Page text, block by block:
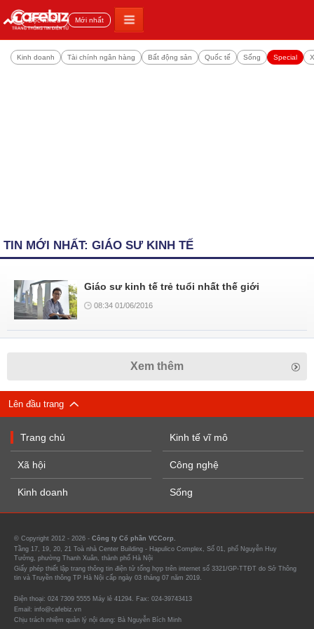
Đọc nhiều Mới nhất
Kinh doanh Tài chính ngân hàng Bất động sản Quốc tế Sống Special
TIN MỚI NHẤT: GIÁO SƯ KINH TẾ
Giáo sư kinh tế trẻ tuổi nhất thế giới
08:34 01/06/2016
Xem thêm
Lên đầu trang
Trang chủ
Xã hội
Kinh doanh
Kinh tế vĩ mô
Công nghệ
Sống
© Copyright 2012 - 2026 - Công ty Cổ phần VCCorp.
Tầng 17, 19, 20, 21 Toà nhà Center Building - Hapulico Complex, Số 01, phố Nguyễn Huy
Tưởng, phường Thanh Xuân, thành phố Hà Nội
Giấy phép thiết lập trang thông tin điện tử tổng hợp trên internet số 3321/GP-TTĐT do Sở Thông
tin và Truyền thông TP Hà Nội cấp ngày 03 tháng 07 năm 2019.
Điện thoại: 024 7309 5555 Máy lẻ 41294. Fax: 024-39743413
Email: info@cafebiz.vn
Chịu trách nhiệm quản lý nội dung: Bà Nguyễn Bích Minh